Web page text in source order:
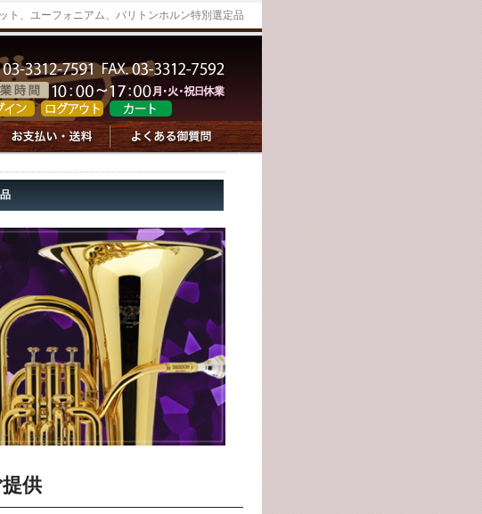
ト、ユーフォニアム、バリトンホルン特別選定品
供